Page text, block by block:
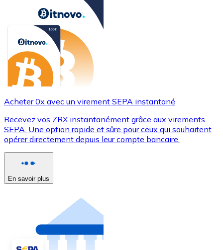
Acheter 0x avec un virement SEPA instantané
Recevez vos ZRX instantanément grâce aux virements
SEPA. Une option rapide et sûre pour ceux qui souhaitent
opérer directement depuis leur compte bancaire.
En savoir plus